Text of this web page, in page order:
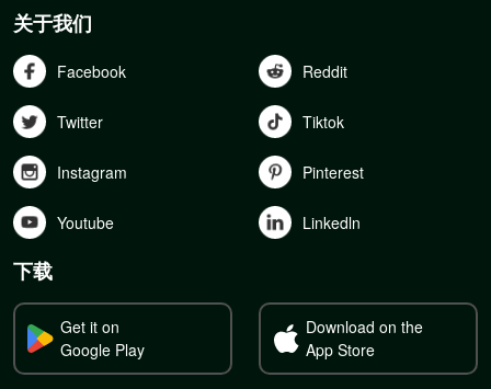
关于我们
Facebook Reddit
Twitter Tiktok
Instagram Pinterest
Youtube Linkedln
下载
Get it on
Google Play
Download on the
App Store